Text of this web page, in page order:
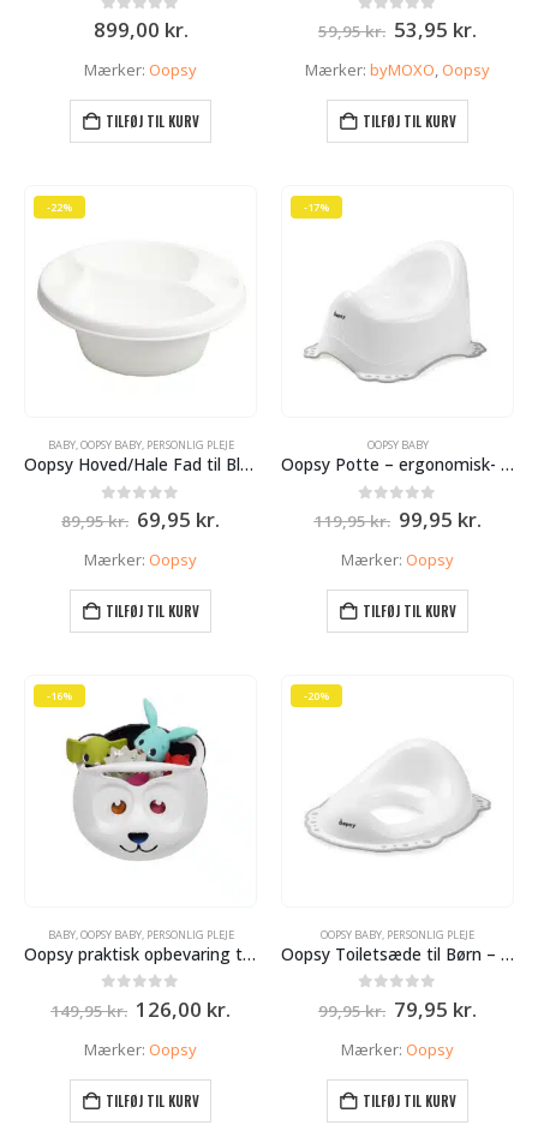
0ud af 5
899,00 kr.
Mærker: Oopsy
TILFØJ TIL KURV
ud af 5
59,95kr. Den
oprindelige
pris
59,95 kr..
53,95 kr.Den
pris
er:
Mærker: byMOXO, Oopsy
TILFØJ TIL KURV
-22%
BABY,OOPSY BABY, PERSONLIG PLEJE
Oopsy Hoved/Hale Fad til Bleskift 4 rum – Hvid
ud af 5
89,95kr. Den
oprindelige
pris
var:
89,95 kr..
69,95 kr.Den
Mærker: Oopsy
TILFØJ TIL KURV
-17%
OOPSY BABY
Oopsy Potte – ergonomisk- Hvid
ud af 5
119,95kr. Den
oprindelige
pris
var:
119,95 kr..
99,95 kr.Den
Mærker: Oopsy
TILFØJ TIL KURV
-16%
BABY,OOPSY BABY, PERSONLIG PLEJE
Oopsy praktisk opbevaring til badelegetøj – sødt og funktionelt.
ud af 5
149,95kr. Den
oprindelige
pris
149,95 kr..
126,00 kr.Den
126,00 kr..
Mærker: Oopsy
TILFØJ TIL KURV
-20%
OOPSY BABY, PERSONLIG PLEJE
Oopsy Toiletsæde til Børn – Hvid
ud af 5
99,95kr. Den
oprindelige
pris
var:
99,95 kr..
79,95 kr.Den
Mærker: Oopsy
TILFØJ TIL KURV